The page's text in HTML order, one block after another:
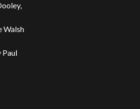
Walsh
Paul